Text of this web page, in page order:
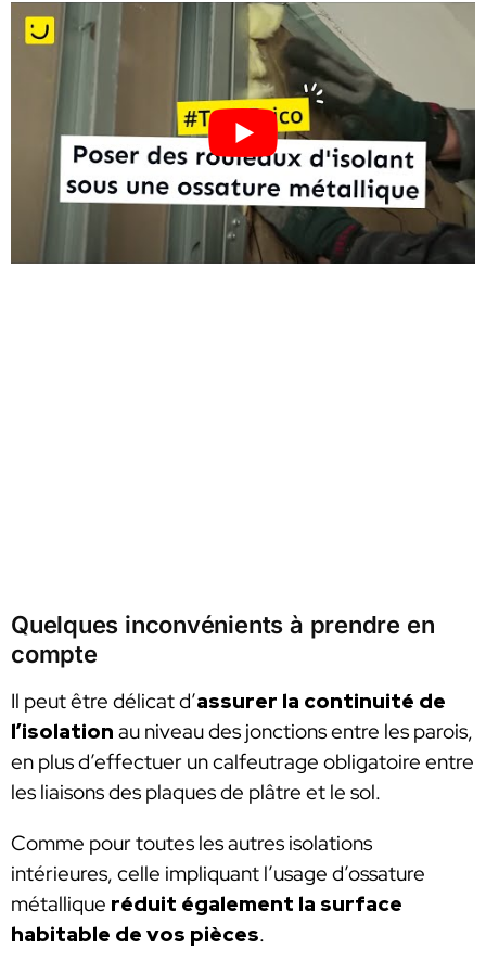
Quelques inconvénients à prendre en
compte
Il peut être délicat d’assurer la continuité de
l’isolation au niveau des jonctions entre les parois,
en plus d’effectuer un calfeutrage obligatoire entre
les liaisons des plaques de plâtre et le sol.
Comme pour toutes les autres isolations
intérieures, celle impliquant l’usage d’ossature
métallique réduit également la surface
habitable de vos pièces.